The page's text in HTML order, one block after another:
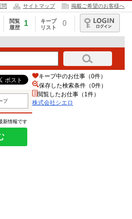
問 サイトマップ 掲載ご希望のお客様へ
閲覧
履歴
1
キープ
リスト
0
ログイン
プ
新情報です
キープ中のお仕事（0件）
保存した検索条件（0件）
閲覧したお仕事（1件）
株式会社シエロ